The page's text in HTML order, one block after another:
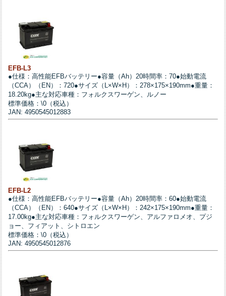
EFB-L3
●仕様：高性能EFBバッテリー●容量（Ah）20時間率：70●始動電流
（CCA）（EN）：720●サイズ（L×W×H）：278×175×190mm●重量：
18.20kg●主な対応車種：フォルクスワーゲン、ルノー
標準価格：\0（税込）
JAN: 4950545012883
EFB-L2
●仕様：高性能EFBバッテリー●容量（Ah）20時間率：60●始動電流
（CCA）（EN）：640●サイズ（L×W×H）：242×175×190mm●重量：
17.00kg●主な対応車種：フォルクスワーゲン、アルファロメオ、プジ
ョー、フィアット、シトロエン
標準価格：\0（税込）
JAN: 4950545012876